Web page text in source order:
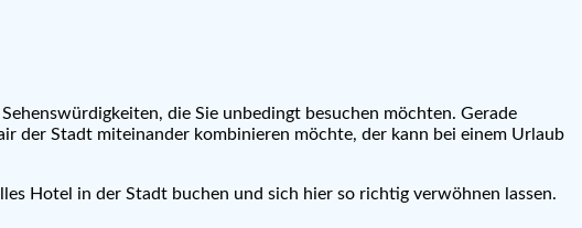
die Sie unbedingt besuchen möchten. Gerade
der Stadt miteinander kombinieren möchte, der kann bei einem Urlaub
Hotel in der Stadt buchen und sich hier so richtig verwöhnen lassen.